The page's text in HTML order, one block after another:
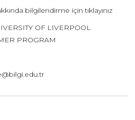
bilgilendirme için tıklayınız
OF LIVERPOOL
PROGRAM